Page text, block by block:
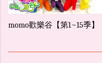
季】 史汀出任務
Previous